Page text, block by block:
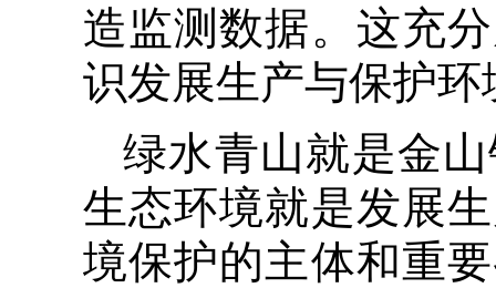
造监测数据。这充
识发展生产与保护
绿水青山就是金
生态环境就是发展
境保护的主体和重